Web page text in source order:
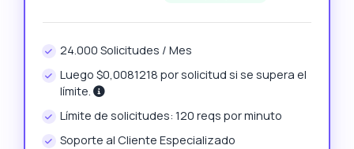
24.000 Solicitudes / Mes
Luego $0,0081218 por solicitud si se supera el
límite.
Límite de solicitudes: 120 reqs por minuto
Soporte al Cliente Especializado